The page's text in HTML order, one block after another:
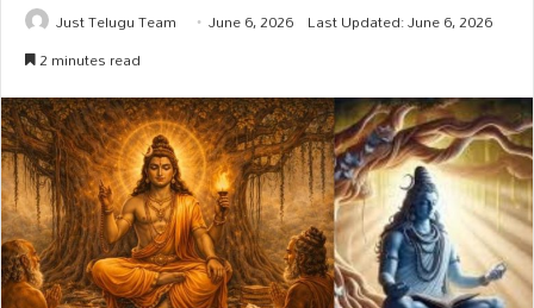
Just Telugu Team June 6, 2026 Last Updated: June 6, 2026
2 minutes read